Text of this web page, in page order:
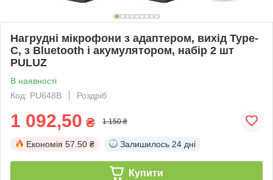
Нагрудні мікрофони з адаптером, вихід Type-
C, з Bluetooth і акумулятором, набір 2 шт
РULUZ
В наявності
Код: PU648B
Роздріб
1 092,50 ₴ 1 150 ₴
Економія 57.50 ₴ Залишилось 24 дні
Купити